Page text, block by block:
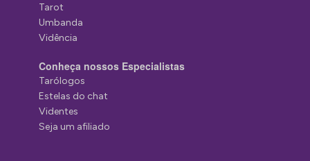
Tarot
Umbanda
Vidência
Conheça nossos Especialistas
Tarólogos
Estelas do chat
Videntes
Seja um afiliado